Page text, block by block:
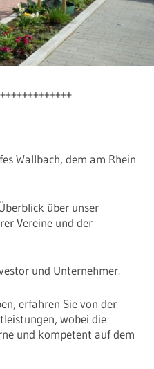
Wallbach, dem am Rhein
über unser
Vereine und der
und Unternehmer.
erfahren Sie von der
wobei die
und kompetent auf dem